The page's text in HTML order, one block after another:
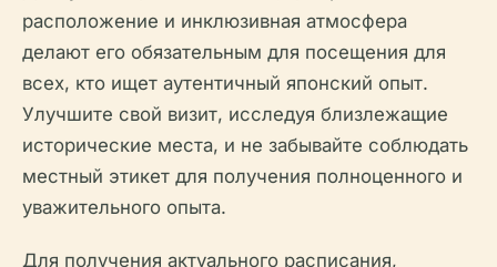
расположение и инклюзивная атмосфера
делают его обязательным для посещения для
всех, кто ищет аутентичный японский опыт.
Улучшите свой визит, исследуя близлежащие
исторические места, и не забывайте соблюдать
местный этикет для получения полноценного и
уважительного опыта.
Для получения актуального расписания,